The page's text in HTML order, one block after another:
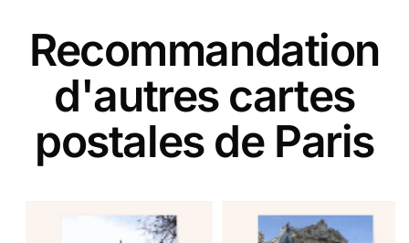
Recommandation
d'autres cartes
postales de Paris